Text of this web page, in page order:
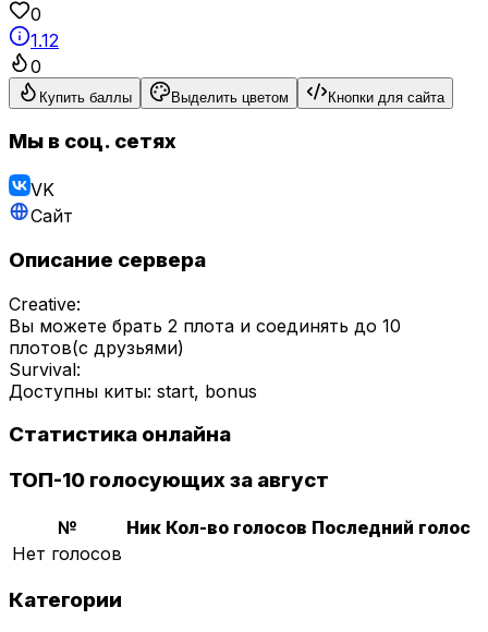
0
1.12
0
Купить баллы Выделить цветом Кнопки для сайта
Мы в соц. сетях
VK
Сайт
Описание сервера
Creative:
Вы можете брать 2 плота и соединять до 10
плотов(с друзьями)
Survival:
Доступны киты: start, bonus
Статистика онлайна
ТОП-10 голосующих за август
№ Ник Кол-во голосов Последний голос
Нет голосов
Категории